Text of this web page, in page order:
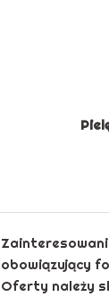
obowiązujący
Oferty należy